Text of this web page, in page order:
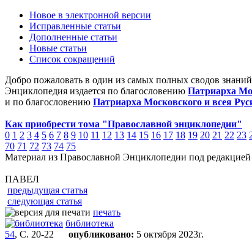
Новое в электронной версии
Исправленные статьи
Дополненные статьи
Новые статьи
Список сокращений
Добро пожаловать в один из самых полных сводов
Энциклопедия издается по благословению Патриарха
и по благословению Патриарха Московского и всея
Как приобрести тома "Православной энциклопедии"
0 1 2 3 4 5 6 7 8 9 10 11 12 13 14 15 16 17 18 19 20 21 22 23
70 71 72 73 74 75
Материал из Православной Энциклопедии под
ПАВЕЛ
предыдущая статья
следующая статья
печать
библиотека
54, С. 20-22 опубликовано: 5 октября 2023г.